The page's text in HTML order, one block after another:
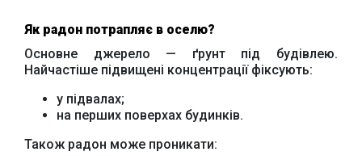
Як радон потрапляє в оселю?
Основне джерело — ґрунт під будівлею.
Найчастіше підвищені концентрації фіксують:
у підвалах;
на перших поверхах будинків.
Також радон може проникати:
Офіційний веб-сайт
України
Офіційне інтернет-
Президента України